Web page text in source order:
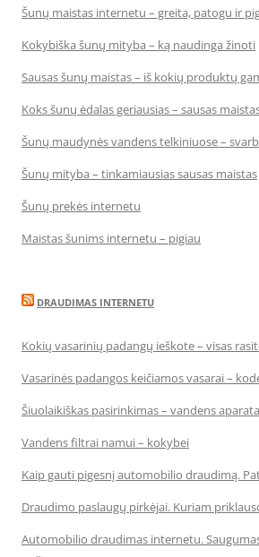
Šunų maistas internetu – greita, patogu ir
Kokybiška šunų mityba – ką naudinga žinoti
Sausas šunų maistas – iš kokių produktų
Koks šunų ėdalas geriausias – sausas
Šunų maudynės vandens telkiniuose –
Šunų mityba – tinkamiausias sausas maistas
Šunų prekės internetu
Maistas šunims internetu – pigiau
DRAUDIMAS INTERNETU
Kokių vasarinių padangų ieškote – visas
Vasarinės padangos keičiamos vasarai –
Šiuolaikiškas pasirinkimas – vandens
Vandens filtrai namui – kokybei
Kaip gauti pigesnį automobilio draudimą.
Draudimo paslaugų pirkėjai. Kuriam
Automobilio draudimas internetu.